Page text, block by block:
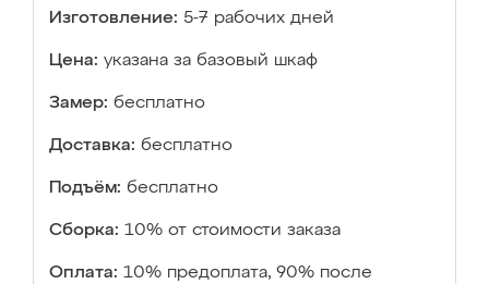
Изготовление: 5-7 рабочих дней
Цена: указана за базовый шкаф
Замер: бесплатно
Доставка: бесплатно
Подъём: бесплатно
Сборка: 10% от стоимости заказа
Оплата: 10% предоплата, 90% после